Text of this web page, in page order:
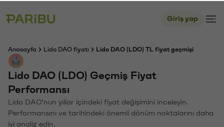
Giriş yap
Anasayfa Lido DAO fiyatı Lido DAO (LDO) TL fiyat geçmişi
Lido DAO (LDO) Geçmiş Fiyat
Performansı
Lido DAO'nun yıllar içindeki fiyat değişimini inceleyin.
Performansını ve tarihindeki önemli dönüm noktalarını daha
iyi analiz edin.